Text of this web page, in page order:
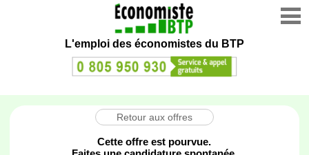
L'emploi des économistes du BTP
Retour aux offres
Cette offre est pourvue.